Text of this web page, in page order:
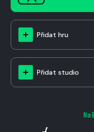
Přidat hru
Přidat studio